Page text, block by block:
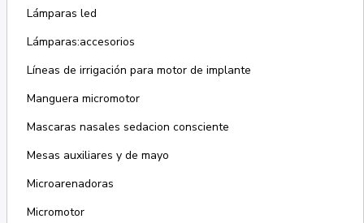
Lámparas led
Lámparas:accesorios
Líneas de irrigación para motor de implante
Manguera micromotor
Mascaras nasales sedacion consciente
Mesas auxiliares y de mayo
Microarenadoras
Micromotor